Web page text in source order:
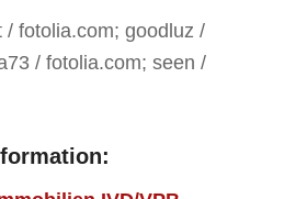
/ fotolia.com; goodluz /
/ fotolia.com; seen /